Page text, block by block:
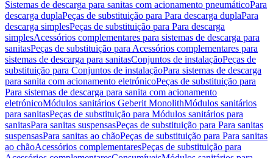
Sistemas de descarga para sanitas com acionamento pneumáticoPara
descarga duplaPeças de substituição para Para descarga duplaPara
descarga simplesPeças de substituição para Para descarga
simplesAcessórios complementares para sistemas de descarga para
sanitasPeças de substituição para Acessórios complementares para
sistemas de descarga para sanitasConjuntos de instalaçãoPeças de
substituição para Conjuntos de instalaçãoPara sistemas de descarga
para sanita com acionamento eletrónicoPeças de substituição para
Para sistemas de descarga para sanita com acionamento
eletrónicoMódulos sanitários Geberit MonolithMódulos sanitários
para sanitasPeças de substituição para Módulos sanitários para
sanitasPara sanitas suspensasPeças de substituição para Para sanitas
suspensasPara sanitas ao chãoPeças de substituição para Para sanitas
ao chãoAcessórios complementaresPeças de substituição para